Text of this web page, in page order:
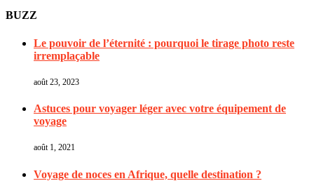
BUZZ
Le pouvoir de l’éternité : pourquoi le tirage photo reste
irremplaçable
août 23, 2023
Astuces pour voyager léger avec votre équipement de
voyage
août 1, 2021
Voyage de noces en Afrique, quelle destination ?